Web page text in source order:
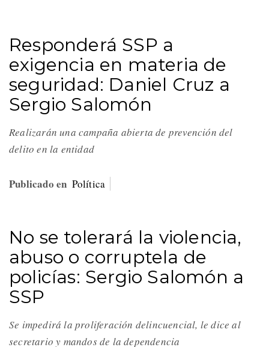
Responderá SSP a
exigencia en materia de
seguridad: Daniel Cruz a
Sergio Salomón
Realizarán una campaña abierta de prevención del
delito en la entidad
Publicado en Política
No se tolerará la violencia,
abuso o corruptela de
policías: Sergio Salomón a
SSP
Se impedirá la proliferación delincuencial, le dice al
secretario y mandos de la dependencia